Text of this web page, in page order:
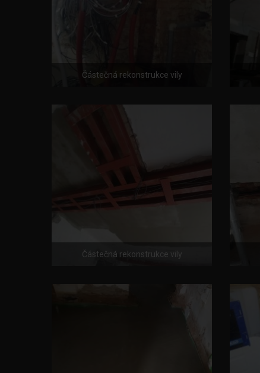
Částečná rekonstrukce vily
Částečná rekonstrukce vily